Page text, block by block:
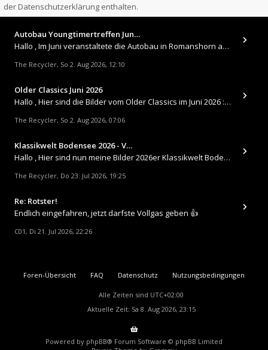
der Datenschutzerklärung enthalten.
Autobau Youngtimertreffen Jun…
Hallo , Im Juni veranstaltete die Autobau in Romanshorn auf ihrem Gelände ein kleines Youngtimertreffen : https://up.
The Recycler, So 2. Aug 2026, 12:10
Older Classics Juni 2026
​Hallo , Hier sind die Bilder vom Older Classics im Juni 2026 : https://up.picr.de/51155940wd.jpg https://up.pic
The Recycler, So 2. Aug 2026, 07:06
Klassikwelt Bodensee 2026 - V…
Hallo , Hier sind nun meine Bilder 2026er Klassikwelt Bodensee 😀 https://up.picr.de/51125547rb.jpg https://up.pi
The Recycler, Do 23. Jul 2026, 19:25
Re: Rotster!
Endlich eingefahren, jetzt darfste Vollgas geben 👍
C01, Di 21. Jul 2026, 22:26
Foren-Übersicht FAQ Datenschutz Nutzungsbedingungen
Alle Zeiten sind UTC+02:00
Aktuelle Zeit: Sa 8. Aug 2026, 23:15
Powered by phpBB® Forum Software © phpBB Limited